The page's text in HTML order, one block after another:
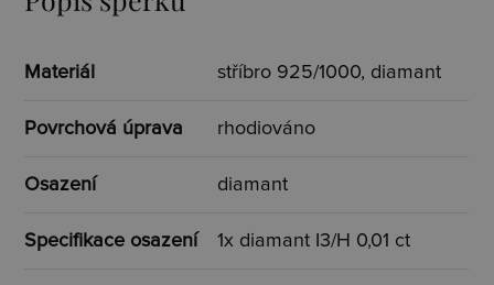
Materiál stříbro 925/1000, diamant
Povrchová úprava rhodiováno
Osazení diamant
Specifikace osazení 1x diamant I3/H 0,01 ct